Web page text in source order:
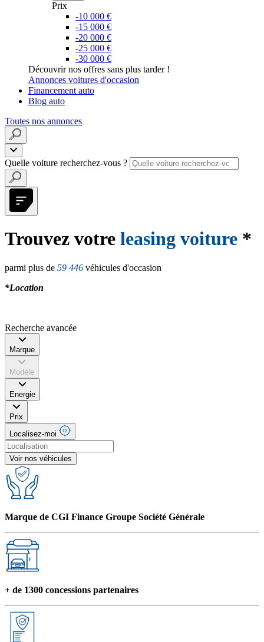
Prix
-10 000 €
-15 000 €
-20 000 €
-25 000 €
-30 000 €
Découvrir nos offres sans plus tarder !
Annonces voitures d'occasion
Financement auto
Blog auto
Toutes nos annonces
Quelle voiture recherchez-vous ?
Trouvez votre leasing voiture *
parmi plus de 59 446 véhicules d'occasion
*Location
Recherche avancée
Marque
Modèle
Energie
Prix
Localisez-moi
Voir nos véhicules
Marque de CGI Finance Groupe Société Générale
+ de 1300 concessions partenaires